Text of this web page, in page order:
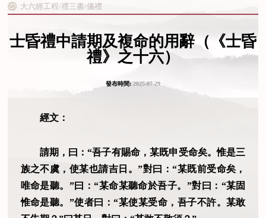
大六經工程/禮三書/儀禮
士昏禮中請期及複命的用辭（《士昏
禮》之十六）
發布時間:2025-07-29
經文：
請期，曰：“吾子有賜命，某既申受命矣。惟是三
族之不虞，使某也請吉日。”對曰：“某既前受命矣，
唯命是聽。”曰：“某命某聽命於吾子。”對曰：“某固
惟命是聽。”使者曰：“某使某受命，吾子不許。某敢